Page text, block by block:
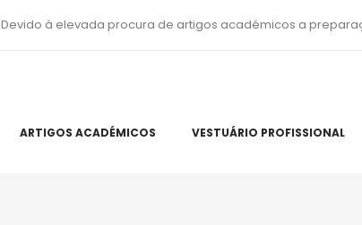
Devido à elevada procura de artigos académicos a
ARTIGOS ACADÉMICOS VESTUÁRIO PROFISSIONAL